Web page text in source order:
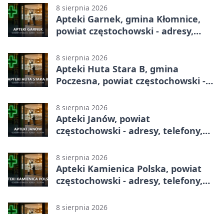
8 sierpnia 2026
Apteki Garnek, gmina Kłomnice,
powiat częstochowski - adresy,
8 sierpnia 2026
Apteki Huta Stara B, gmina
Poczesna, powiat częstochowski -
8 sierpnia 2026
Apteki Janów, powiat
częstochowski - adresy, telefony,
8 sierpnia 2026
Apteki Kamienica Polska, powiat
częstochowski - adresy, telefony,
8 sierpnia 2026